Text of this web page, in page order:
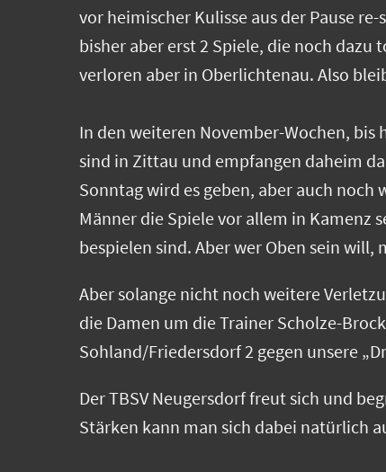
vor heimischer Kulisse aus der Pause
bisher aber erst 2 Spiele, die noch
verloren aber in Oberlichtenau. Also
In den weiteren November-Wochen,
sind in Zittau und empfangen daheim
Sonntag wird es geben, aber auch
Männer die Spiele vor allem in Kamenz
bespielen sind. Aber wer Oben sein will,
Aber solange nicht noch weitere
die Damen um die Trainer Scholze-
Sohland/Friedersdorf 2 gegen unsere
Der TBSV Neugersdorf freut sich und
Stärken kann man sich dabei natürlich